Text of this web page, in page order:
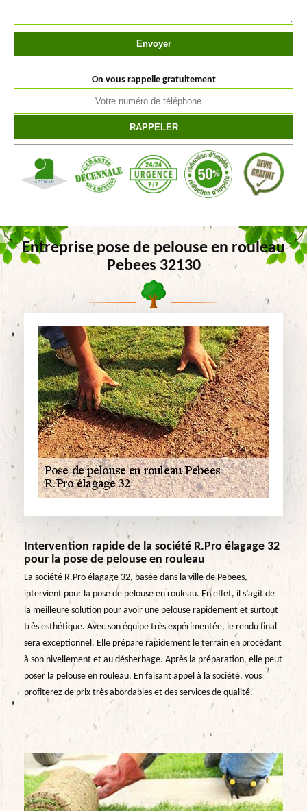
On vous rappelle gratuitement
Entreprise pose de pelouse en rouleau
Pebees 32130
Intervention rapide de la société R.Pro élagage 32
pour la pose de pelouse en rouleau
La société R.Pro élagage 32, basée dans la ville de Pebees,
intervient pour la pose de pelouse en rouleau. En effet, il s’agit de
la meilleure solution pour avoir une pelouse rapidement et surtout
très esthétique. Avec son équipe très expérimentée, le rendu final
sera exceptionnel. Elle prépare rapidement le terrain en procédant
à son nivellement et au désherbage. Après la préparation, elle peut
poser la pelouse en rouleau. En faisant appel à la société, vous
profiterez de prix très abordables et des services de qualité.